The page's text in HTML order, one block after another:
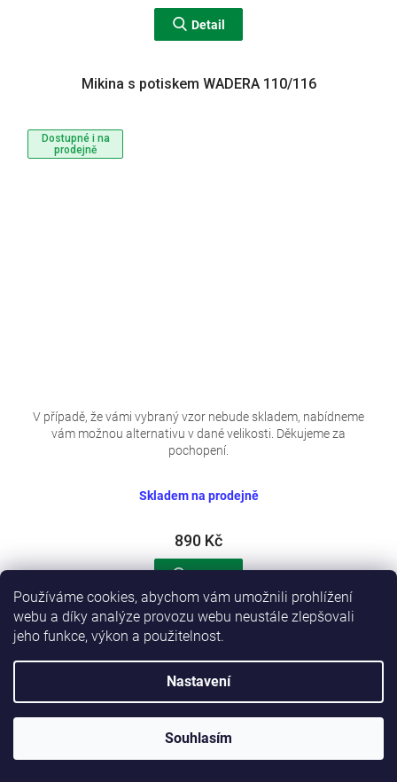
Používáme cookies, abychom vám umožnili prohlížení
webu a díky analýze provozu webu neustále zlepšovali
jeho funkce, výkon a použitelnost.
Nastavení
Souhlasím
Detail
Dostupné i na
prodejně
Mikina s potiskem WADERA 110/116
Skladem na prodejně
890 Kč
V případě, že vámi vybraný vzor nebude skladem, nabídneme
vám možnou alternativu v dané velikosti. Děkujeme za
pochopení.
prodejně
Mikina s potiskem WADERA 98/104